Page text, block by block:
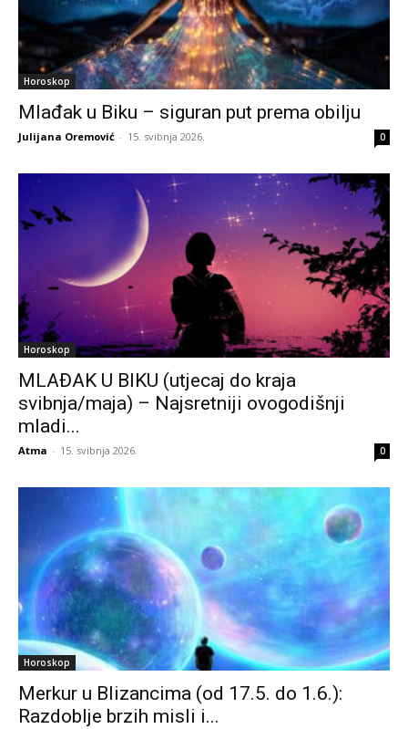
Horoskop
Mlađak u Biku – siguran put prema obilju
Julijana Oremović - 15. svibnja 2026. 0
Horoskop
MLAĐAK U BIKU (utjecaj do kraja
svibnja/maja) – Najsretniji ovogodišnji
mladi...
Atma - 15. svibnja 2026. 0
Horoskop
Merkur u Blizancima (od 17.5. do 1.6.):
Razdoblje brzih misli i...